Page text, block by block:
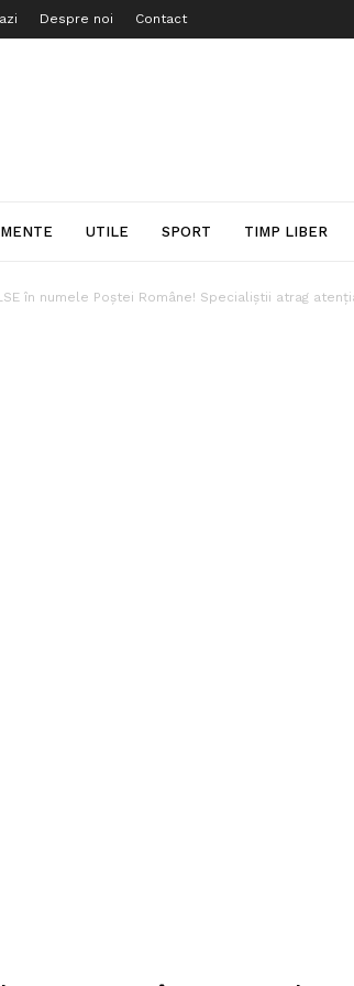
Despre noi Contact
UTILE SPORT TIMP LIBER
în numele Poștei Române! Specialiștii atrag